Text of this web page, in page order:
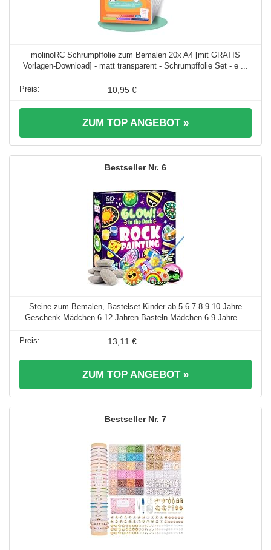
molinoRC Schrumpffolie zum Bemalen 20x A4 [mit GRATIS
Vorlagen-Download] - matt transparent - Schrumpffolie Set - e ...
10,95 €
ZUM TOP ANGEBOT »
6
Steine zum Bemalen, Bastelset Kinder ab 5 6 7 8 9 10 Jahre
Geschenk Mädchen 6-12 Jahren Basteln Mädchen 6-9 Jahre ...
13,11 €
ZUM TOP ANGEBOT »
7